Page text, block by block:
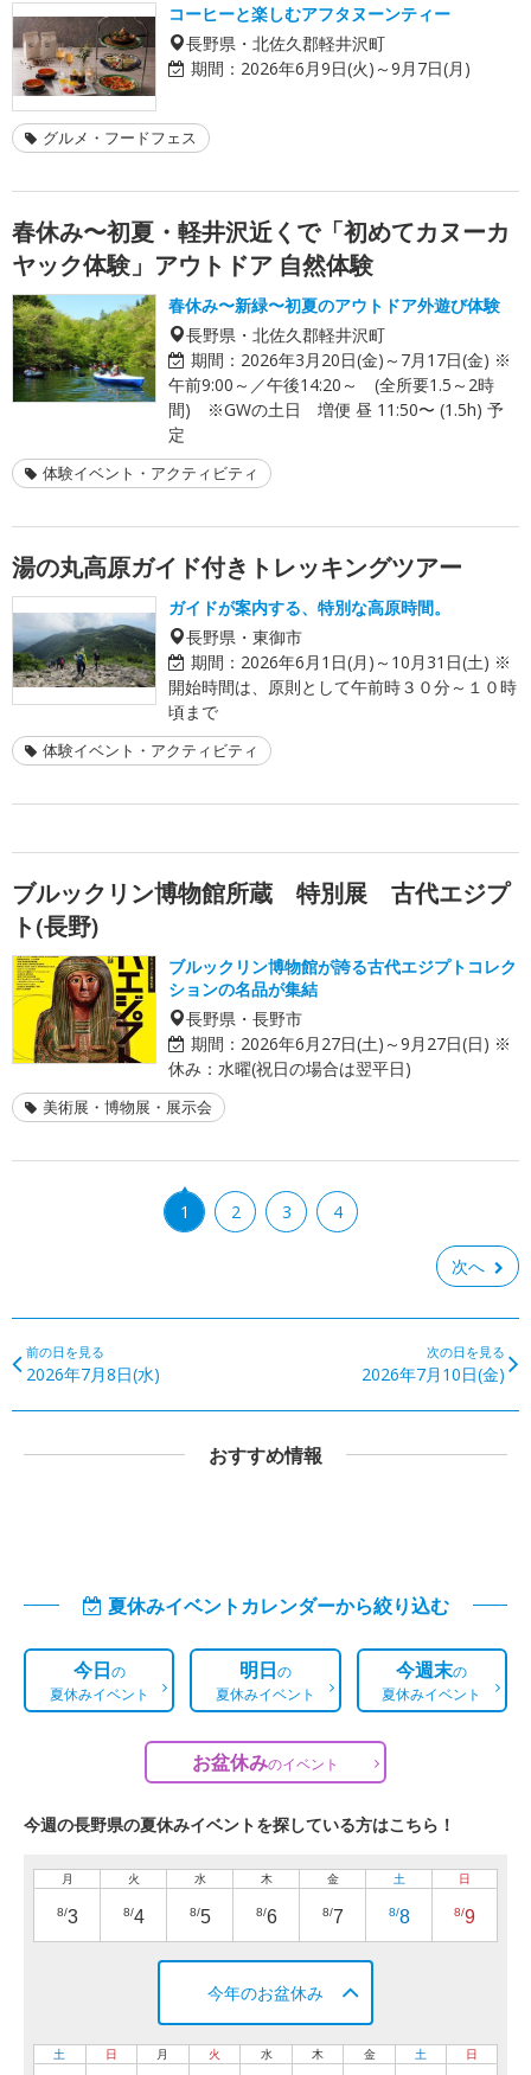
コーヒーと楽しむアフタヌーンティー
長野県・北佐久郡軽井沢町
期間： 2026年6月9日(火)～9月7日(月)
グルメ・フードフェス
春休み〜初夏・軽井沢近くで「初めてカヌーカ
ヤック体験」アウトドア 自然体験
春休み〜新緑〜初夏のアウトドア外遊び体験
長野県・北佐久郡軽井沢町
期間： 2026年3月20日(金)～7月17日(金) ※
午前9:00～／午後14:20～ (全所要1.5～2時
間) ※GWの土日 増便 昼 11:50〜 (1.5h) 予
定
体験イベント・アクティビティ
湯の丸高原ガイド付きトレッキングツアー
ガイドが案内する、特別な高原時間。
長野県・東御市
期間： 2026年6月1日(月)～10月31日(土) ※
開始時間は、原則として午前時３０分～１０時
頃まで
体験イベント・アクティビティ
ブルックリン博物館所蔵 特別展 古代エジプ
ト(長野)
ブルックリン博物館が誇る古代エジプトコレク
ションの名品が集結
長野県・長野市
期間： 2026年6月27日(土)～9月27日(日) ※
休み：水曜(祝日の場合は翌平日)
美術展・博物展・展示会
1 2 3 4
次へ
前の日を見る
2026年7月8日(水)
次の日を見る
2026年7月10日(金)
おすすめ情報
夏休みイベントカレンダーから絞り込む
今日の
夏休みイベント
明日の
夏休みイベント
今週末の
夏休みイベント
お盆休みのイベント
今週の長野県の夏休みイベントを探している方はこちら！
月
8/3
火
8/4
水
8/5
木
8/6
金
8/7
土
8/8
日
8/9
今年のお盆休み
土 日 月 火 水 木 金 土 日